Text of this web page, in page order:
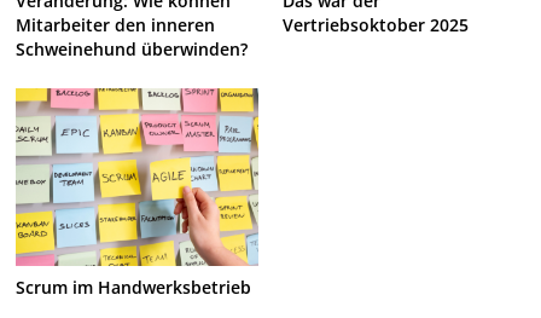
Mitarbeiter den inneren
Schweinehund überwinden?
Vertriebsoktober 2025
Scrum im Handwerksbetrieb